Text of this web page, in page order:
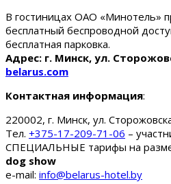
В гостиницах ОАО «Минотель»
бесплатный беспроводной
бесплатная парковка.
Адрес: г. Минск, ул.
belarus.com
Контактная информация:
220002, г. Минск, ул.
Тел. +375-17-209-71-06 –
СПЕЦИАЛЬНЫЕ тарифы на
dog show
e-mail: info@belarus-hotel.by